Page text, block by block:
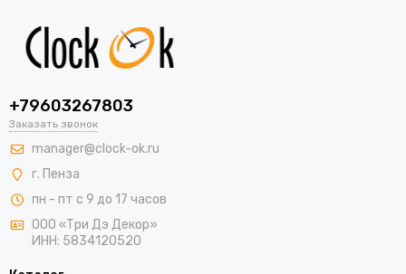
+79603267803
Заказать звонок
manager@clock-ok.ru
г. Пенза
пн - пт с 9 до 17 часов
ООО «Три Дэ Декор»
ИНН: 5834120520